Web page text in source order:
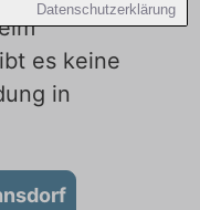
Datenschutzerklärung
es keine
in